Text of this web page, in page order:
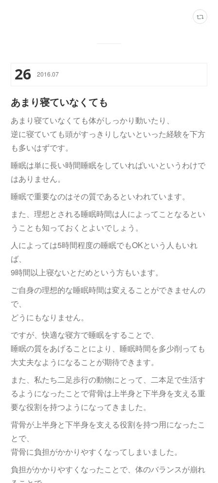
26 2016.07
あまり寝ていなくても
あまり寝ていなくても体がしっかり動いたり、
逆に寝ていても頭がすっきりしないといった経験を下方
も多いはずです。
睡眠は単に長い時間睡眠をしていればいいというわけで
はありません。
睡眠で重要なのはその質であるといわれています。
また、理想とされる睡眠時間は人によってことなるとい
うことも知っておくとよいでしょう。
人によっては5時間程度の睡眠でもOKという人もいれ
ば、
9時間以上寝ないとだめという方もいます。
ご自身の理想的な睡眠時間は変えることができませんの
で、
どうにもなりません。
ですが、快適な寝方で睡眠をすることで、
睡眠の質をあげることにより、睡眠時間を多少削っても
大丈夫なようになることが期待できます。
また、私たち二足歩行の動物にとって、二本足で生活す
るようになったことで背骨は上半身と下半身を支える重
要な役割を持つようになってきました。
背骨が上半身と下半身を支える役割を持つ用になったこ
とで、
背骨に負担がかかりやすくなってしまいました。
負担がかかりやすくなったことで、体のバランスが崩れ